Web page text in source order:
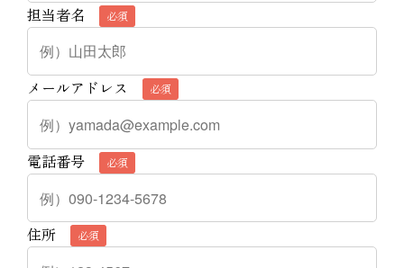
担当者名 必須
メールアドレス 必須
電話番号 必須
住所 必須